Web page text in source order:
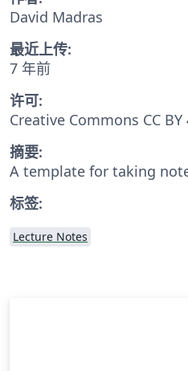
David Madras
最近上传:
7 年前
许可:
Creative Commons CC BY
摘要:
A template for taking
标签:
Lecture Notes